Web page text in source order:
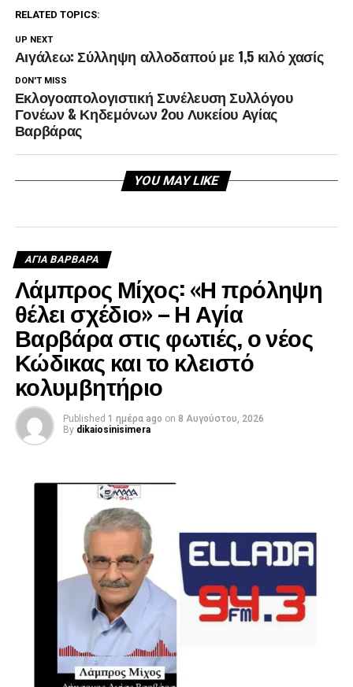
RELATED TOPICS:
UP NEXT
Αιγάλεω: Σύλληψη αλλοδαπού με 1,5 κιλό χασίς
DON'T MISS
Εκλογοαπολογιστική Συνέλευση Συλλόγου
Γονέων & Κηδεμόνων 2ου Λυκείου Αγίας
Βαρβάρας
YOU MAY LIKE
ΑΓΙΑ ΒΑΡΒΑΡΑ
Λάμπρος Μίχος: «Η πρόληψη
θέλει σχέδιο» – Η Αγία
Βαρβάρα στις φωτιές, ο νέος
Κώδικας και το κλειστό
κολυμβητήριο
Published 1 ημέρα ago on 8 Αυγούστου, 2026
By dikaiosinisimera